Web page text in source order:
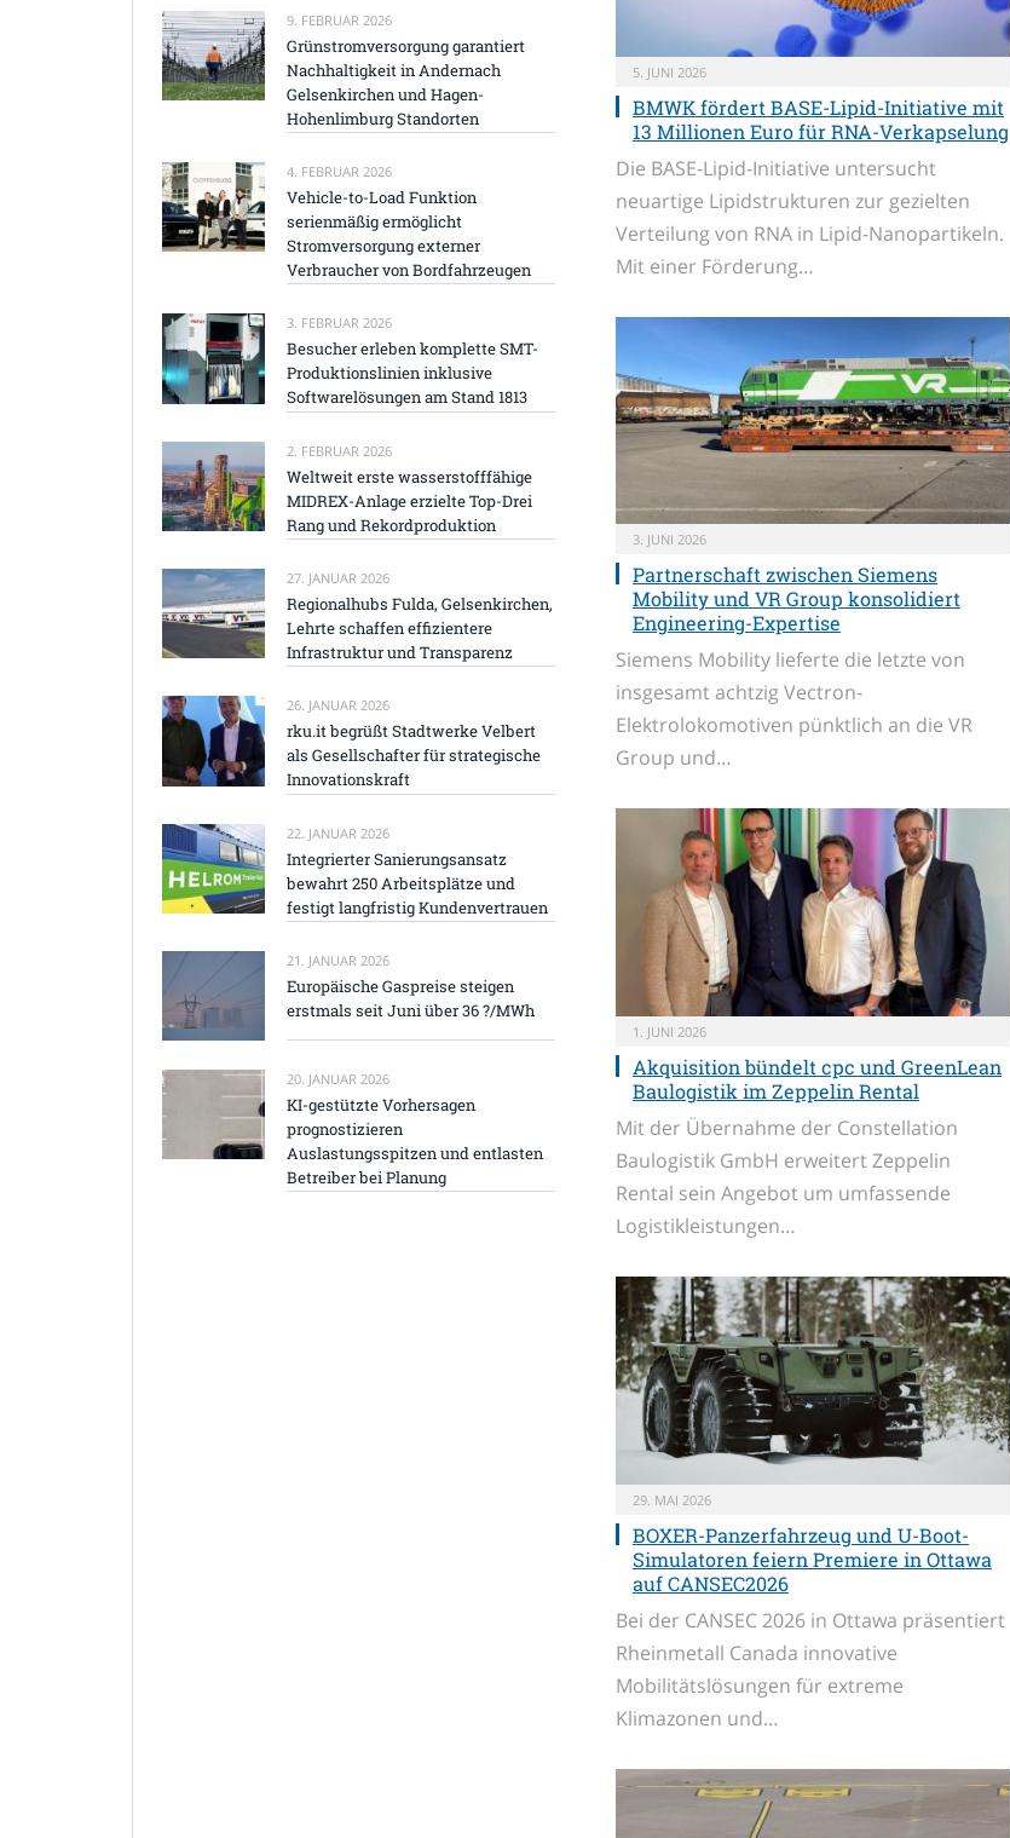
5. JUNI 2026
BMWK fördert BASE-Lipid-Initiative mit
13 Millionen Euro für RNA-Verkapselung
Die BASE-Lipid-Initiative untersucht
neuartige Lipidstrukturen zur gezielten
Verteilung von RNA in Lipid-Nanopartikeln.
Mit einer Förderung…
3. JUNI 2026
Partnerschaft zwischen Siemens
Mobility und VR Group konsolidiert
Engineering-Expertise
Siemens Mobility lieferte die letzte von
insgesamt achtzig Vectron-
Elektrolokomotiven pünktlich an die VR
Group und…
1. JUNI 2026
Akquisition bündelt cpc und GreenLean
Baulogistik im Zeppelin Rental
Mit der Übernahme der Constellation
Baulogistik GmbH erweitert Zeppelin
Rental sein Angebot um umfassende
Logistikleistungen…
29. MAI 2026
BOXER-Panzerfahrzeug und U-Boot-
Simulatoren feiern Premiere in Ottawa
auf CANSEC2026
Bei der CANSEC 2026 in Ottawa präsentiert
Rheinmetall Canada innovative
Mobilitätslösungen für extreme
Klimazonen und…
9. FEBRUAR 2026
Grünstromversorgung garantiert
Nachhaltigkeit in Andernach
Gelsenkirchen und Hagen-
Hohenlimburg Standorten
4. FEBRUAR 2026
Vehicle-to-Load Funktion
serienmäßig ermöglicht
Stromversorgung externer
Verbraucher von Bordfahrzeugen
3. FEBRUAR 2026
Besucher erleben komplette SMT-
Produktionslinien inklusive
Softwarelösungen am Stand 1813
2. FEBRUAR 2026
Weltweit erste wasserstofffähige
MIDREX-Anlage erzielte Top-Drei
Rang und Rekordproduktion
27. JANUAR 2026
Regionalhubs Fulda, Gelsenkirchen,
Lehrte schaffen effizientere
Infrastruktur und Transparenz
26. JANUAR 2026
rku.it begrüßt Stadtwerke Velbert
als Gesellschafter für strategische
Innovationskraft
22. JANUAR 2026
Integrierter Sanierungsansatz
bewahrt 250 Arbeitsplätze und
festigt langfristig Kundenvertrauen
21. JANUAR 2026
Europäische Gaspreise steigen
erstmals seit Juni über 36 ?/MWh
20. JANUAR 2026
KI-gestützte Vorhersagen
prognostizieren
Auslastungsspitzen und entlasten
Betreiber bei Planung